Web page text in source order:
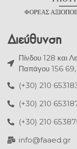
ΦΟΡΕΑΣ Α
Διεύθυνση
Πίνδου 128 και
Παπάγου 156
(+30) 210
(+30) 210
(+30) 210
info@faaed.gr